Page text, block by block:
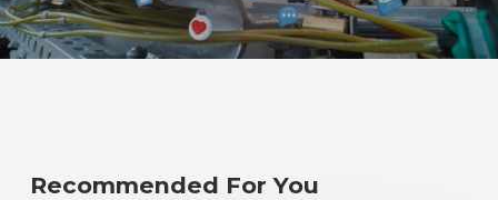
Recommended For You